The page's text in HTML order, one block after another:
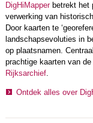
DigHiMapperbetrekt het
verwerking van
Door kaarten te
landschapsevoluties in
op plaatsnamen.
prachtige kaarten van
Rijksarchief.
Ontdek alles over